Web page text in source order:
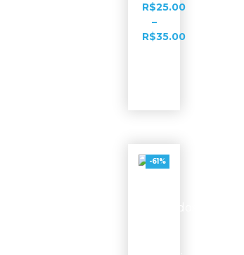
R$25.00
–
R$35.00
-61%